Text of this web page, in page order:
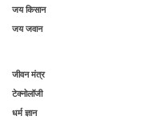
जय किसान
जय जवान
जीवन मंत्र
टेक्नोलॉजी
धर्म ज्ञान